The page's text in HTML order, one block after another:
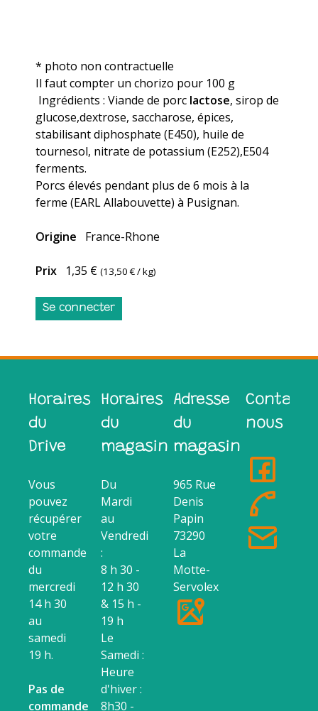
* photo non contractuelle
Il faut compter un chorizo pour 100 g
Ingrédients : Viande de porc lactose, sirop de
glucose,dextrose, saccharose, épices,
stabilisant diphosphate (E450), huile de
tournesol, nitrate de potassium (E252),E504
ferments.
Porcs élevés pendant plus de 6 mois à la
ferme (EARL Allabouvette) à Pusignan.
Origine France-Rhone
Prix 1,35 € (13,50 €/ kg)
Se connecter
Horaires
du
Drive
Vous
pouvez
récupérer
votre
commande
du
mercredi
14 h 30
au
samedi
19 h.
Pas de
commande
Horaires
du
magasin
Du
Mardi
au
Vendredi
:
8 h 30 -
12 h 30
& 15 h -
19 h
Le
Samedi :
Heure
d'hiver :
8h30 -
Adresse
du
magasin
965 Rue
Denis
Papin
73290
La
Motte-
Servolex
nous